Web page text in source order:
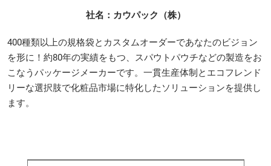
社名：カウパック（株）
400種類以上の規格袋とカスタムオーダーであなたのビジョン
を形に！約80年の実績をもつ、スパウトパウチなどの製造をお
こなうパッケージメーカーです。一貫生産体制とエコフレンド
リーな選択肢で化粧品市場に特化したソリューションを提供し
ます。